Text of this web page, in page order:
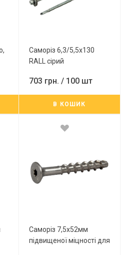
Саморіз 6,3/5,5х130
RALL сірий
703 грн. / 100 шт
В КОШИК
Саморіз 7,5x52мм
підвищеної міцності для